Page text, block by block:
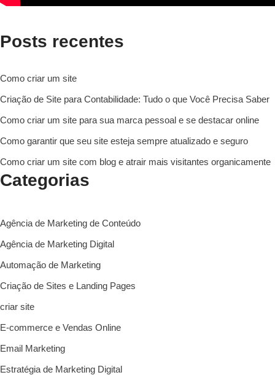
Posts recentes
Como criar um site
Criação de Site para Contabilidade: Tudo o que Você Precisa Saber
Como criar um site para sua marca pessoal e se destacar online
Como garantir que seu site esteja sempre atualizado e seguro
Como criar um site com blog e atrair mais visitantes organicamente
Categorias
Agência de Marketing de Conteúdo
Agência de Marketing Digital
Automação de Marketing
Criação de Sites e Landing Pages
criar site
E-commerce e Vendas Online
Email Marketing
Estratégia de Marketing Digital